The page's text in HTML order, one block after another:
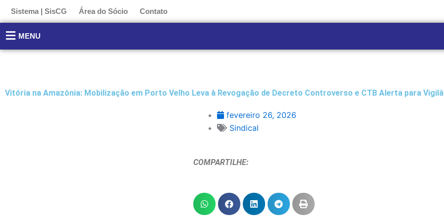
para
Sistema | SisCG Área do Sócio Contato
MENU
Vitória na Amazônia: Mobilização em Porto Velho Leva à Revogação de Decreto Controverso e CTB Alerta para
fevereiro 26, 2026
Sindical
COMPARTILHE: